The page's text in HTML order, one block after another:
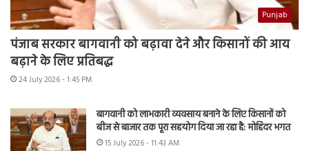
Punjab
पंजाब सरकार बागवानी को बढ़ावा देने और किसानों की आय
बढ़ाने के लिए प्रतिबद्ध
24 July 2026 - 1:45 PM
बागवानी को लाभकारी व्यवसाय बनाने के लिए किसानों को
बीज से बाजार तक पूरा सहयोग दिया जा रहा है: मोहिंदर भगत
15 July 2026 - 11:43 AM